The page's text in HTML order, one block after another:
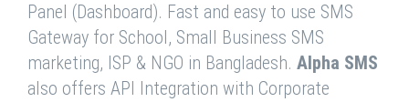
Panel (Dashboard). Fast and easy to use SMS
Gateway for School, Small Business SMS
marketing, ISP & NGO in Bangladesh. Alpha SMS
also offers API Integration with Corporate